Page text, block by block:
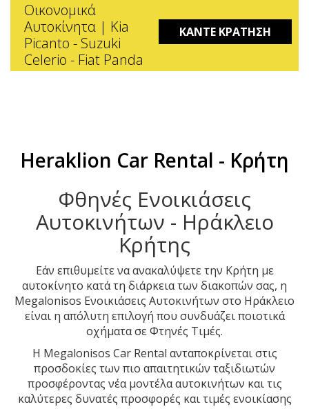
ΚΑΝΤΕ ΚΡΑΤΗΣΗ
Οικονομικά
Αυτοκίνητα | Kia
Picanto - Suzuki
Celerio - Fiat Panda
Heraklion Car Rental - Κρήτη
Φθηνές Ενοικιάσεις
Αυτοκινήτων - Ηράκλειο
Κρήτης
Εάν επιθυμείτε να ανακαλύψετε την Κρήτη με
αυτοκίνητο κατά τη διάρκεια των διακοπών σας, η
Megalonisos Ενοικιάσεις Αυτοκινήτων στο Ηράκλειο
είναι η απόλυτη επιλογή που συνδυάζει ποιοτικά
οχήματα σε Φτηνές Τιμές.
Η Megalonisos Car Rental ανταποκρίνεται στις
προσδοκίες των πιο απαιτητικών ταξιδιωτών
προσφέροντας νέα μοντέλα αυτοκινήτων και τις
καλύτερες δυνατές προσφορές και τιμές ενοικίασης